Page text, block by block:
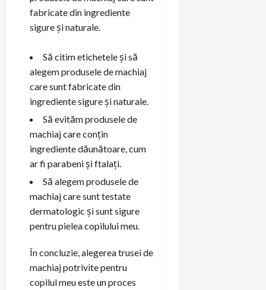
fabricate din ingrediente
sigure și naturale.
Să citim etichetele și să
alegem produsele de machiaj
care sunt fabricate din
ingrediente sigure și naturale.
Să evităm produsele de
machiaj care conțin
ingrediente dăunătoare, cum
ar fi parabeni și ftalați.
Să alegem produsele de
machiaj care sunt testate
dermatologic și sunt sigure
pentru pielea copilului meu.
În concluzie, alegerea trusei de
machiaj potrivite pentru
copilul meu este un proces